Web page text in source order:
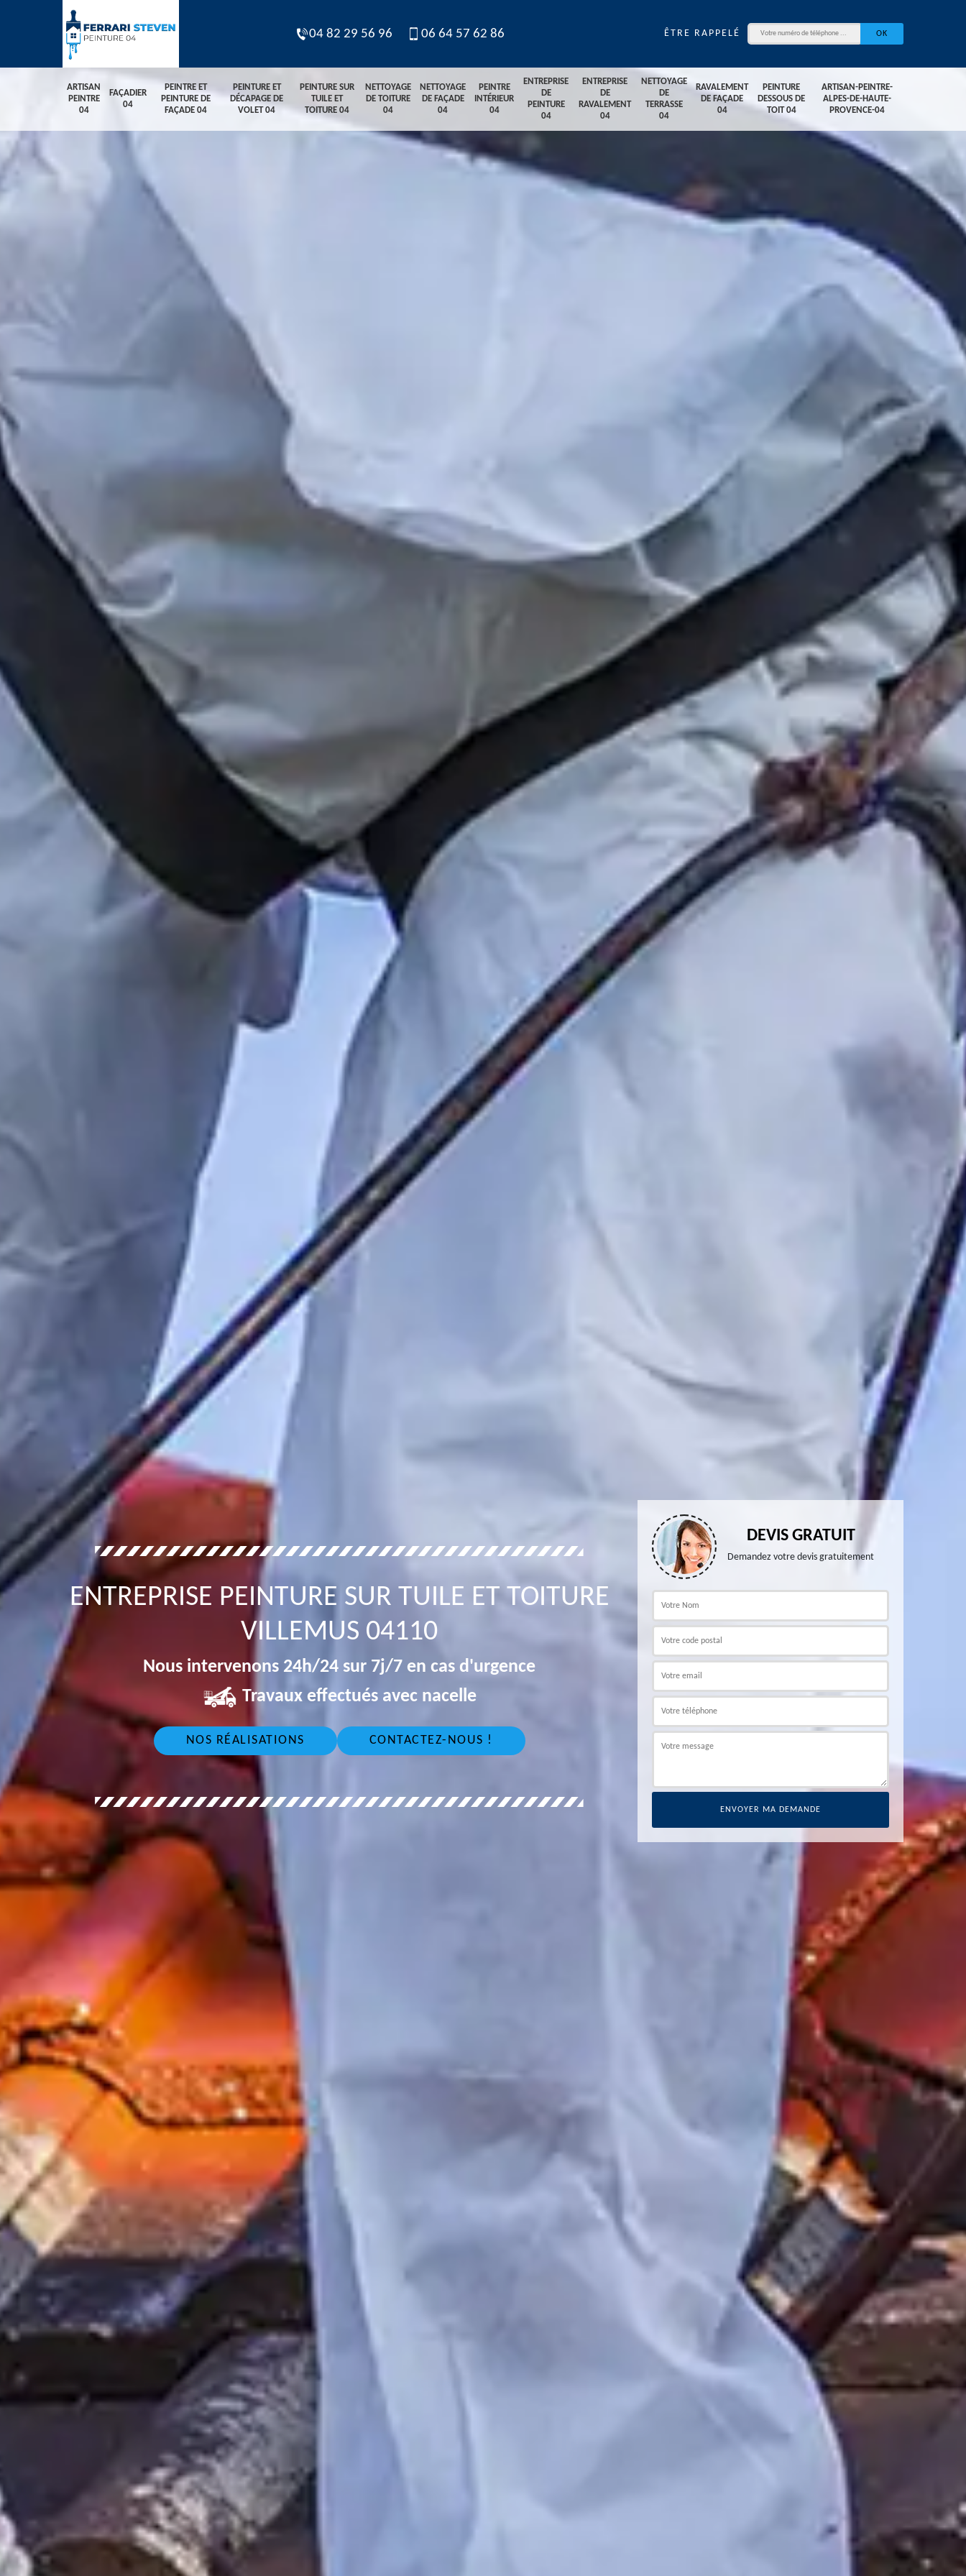
04 82 29 56 96 06 64 57 62 86 ÊTRE RAPPELÉ
ARTISAN
PEINTRE
04
FAÇADIER
04
PEINTRE ET
PEINTURE DE
FAÇADE 04
PEINTURE ET
DÉCAPAGE DE
VOLET 04
PEINTURE SUR
TUILE ET
TOITURE 04
NETTOYAGE
DE TOITURE
04
NETTOYAGE
DE FAÇADE
04
PEINTRE
INTÉRIEUR
04
ENTREPRISE
DE
PEINTURE
04
ENTREPRISE
DE
RAVALEMENT
04
NETTOYAGE
DE
TERRASSE
04
RAVALEMENT
DE FAÇADE
04
PEINTURE
DESSOUS DE
TOIT 04
ARTISAN-PEINTRE-
ALPES-DE-HAUTE-
PROVENCE-04
ENTREPRISE PEINTURE SUR TUILE ET TOITURE
VILLEMUS 04110
Nous intervenons 24h/24 sur 7j/7 en cas d'urgence
Travaux effectués avec nacelle
NOS RÉALISATIONS CONTACTEZ-NOUS !
DEVIS GRATUIT
Demandez votre devis gratuitement